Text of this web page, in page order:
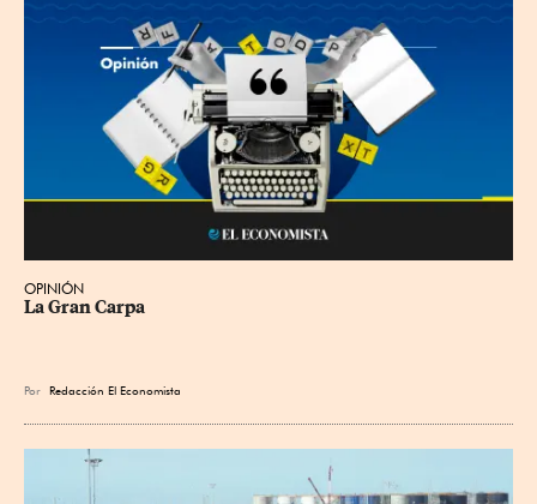
OPINIÓN
La Gran Carpa
Por Redacción El Economista